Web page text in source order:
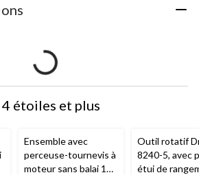
4 étoiles et plus
Ensemble avec
perceuse-tournevis à
moteur sans balai 18
Outil rotatif
8240-5, avec
étui de